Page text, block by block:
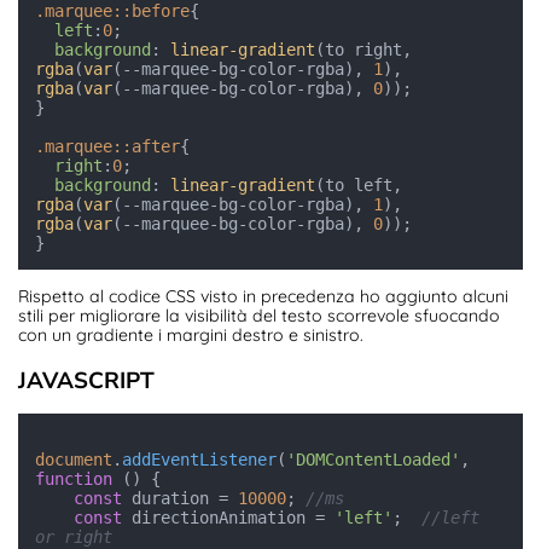
.marquee::before{
left : 0;
background : linear-gradient
rgba(var(--marquee-bg-color-rgba), 1
rgba(var(--marquee-bg-color-rgba), 0));
}
.marquee::after{
right : 0;
background : linear-gradient
rgba(var(--marquee-bg-color-rgba), 1
rgba(var(--marquee-bg-color-rgba), 0));
Rispetto al codice CSS visto in precedenza ho aggiunto alcuni
stili per migliorare la visibilità del testo scorrevole sfuocando
con un gradiente i margini destro e sinistro.
JAVASCRIPT
document . addEventListener( 'DOMContentLoaded'
function ( ) {
const duration = 10000; //ms
const directionAnimation = 'left' ; //left
or right